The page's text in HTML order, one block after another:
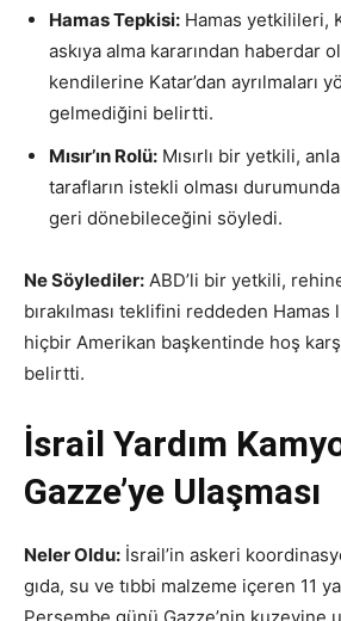
Hamas Tepkisi: Hamas yetkilileri,
askıya alma kararından haberdar
kendilerine Katar’dan ayrılmaları
gelmediğini belirtti.
Mısır’ın Rolü: Mısırlı bir yetkili,
tarafların istekli olması durumunda
geri dönebileceğini söyledi.
Ne Söylediler: ABD’li bir yetkili,
bırakılması teklifini reddeden
hiçbir Amerikan başkentinde hoş
belirtti.
İsrail Yardım
Gazze’ye Ulaşması
Neler Oldu: İsrail’in askeri
gıda, su ve tıbbi malzeme içeren 11